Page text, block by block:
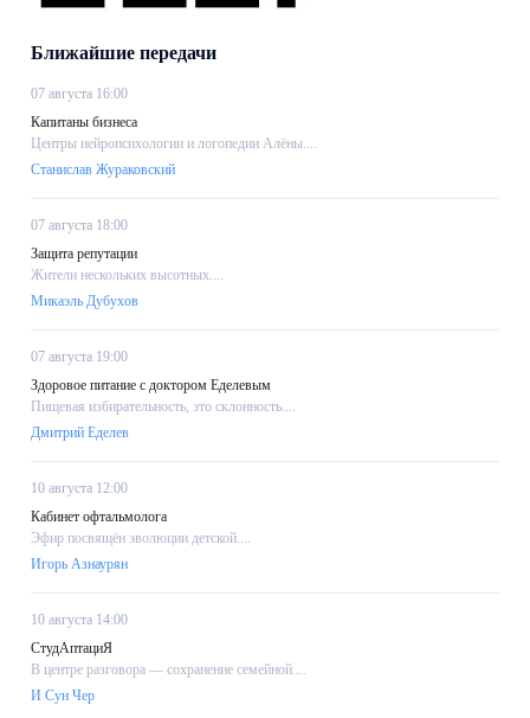
Ближайшие передачи
07 августа 16:00
Капитаны бизнеса
Центры нейропсихологии и логопедии Алёны....
Станислав Жураковский
07 августа 18:00
Защита репутации
Жители нескольких высотных....
Микаэль Дубухов
07 августа 19:00
Здоровое питание с доктором Еделевым
Пищевая избирательность, это склонность....
Дмитрий Еделев
10 августа 12:00
Кабинет офтальмолога
Эфир посвящён эволюции детской....
Игорь Азнаурян
10 августа 14:00
СтудАптациЯ
В центре разговора — сохранение семейной....
И Сун Чер